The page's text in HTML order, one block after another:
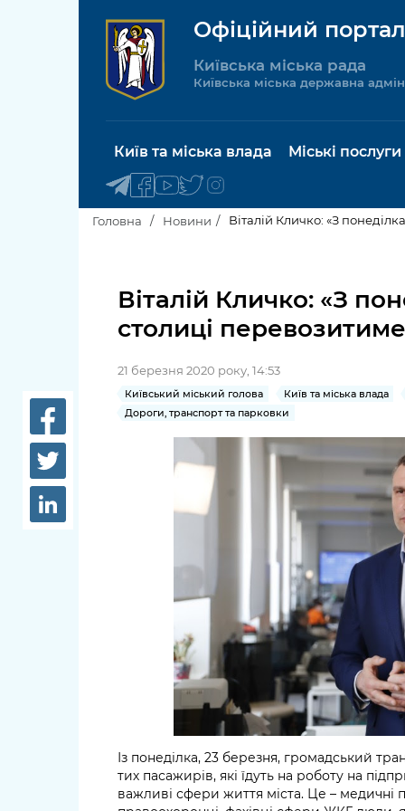
Офіційний
Київська міська рада
Київська міська державна
Київ та міська влада
Київська міська рада
Керівництво КМДА
Рішення та розпорядження
Проєкти розпоряджень, що
перебувають на погодженні
Міські послуги
послуги
Пільги,
Паспорт,
Лікарні
Освіта та
заклади
Дороги,
парковки
Головна Новини Віталій Кличко: «З
Віталій Кличко: «З
столиці перевозитиме
21 березня 2020 року, 14:53
Київський міський голова Київ та міська влада
Дороги, транспорт та парковки
Із понеділка, 23 березня, громадський
тих пасажирів, які їдуть на роботу на
важливі сфери життя міста. Це – медичні